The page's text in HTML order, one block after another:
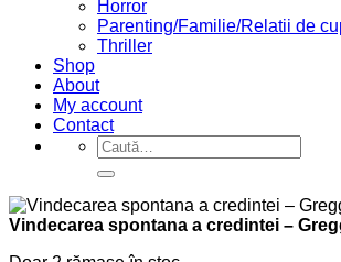
Horror
Parenting/Familie/Relatii de
Thriller
Shop
About
My account
Contact
Caută
după:
Vindecarea spontana a credintei –